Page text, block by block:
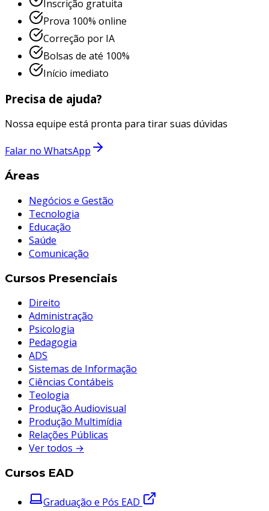
Inscrição gratuita
Prova 100% online
Correção por IA
Bolsas de até 100%
Início imediato
Precisa de ajuda?
Nossa equipe está pronta para tirar suas dúvidas
Falar no WhatsApp
Áreas
Negócios e Gestão
Tecnologia
Educação
Saúde
Comunicação
Cursos Presenciais
Direito
Administração
Psicologia
Pedagogia
ADS
Sistemas de Informação
Ciências Contábeis
Teologia
Produção Audiovisual
Produção Multimídia
Relações Públicas
Ver todos →
Cursos EAD
Graduação e Pós EAD